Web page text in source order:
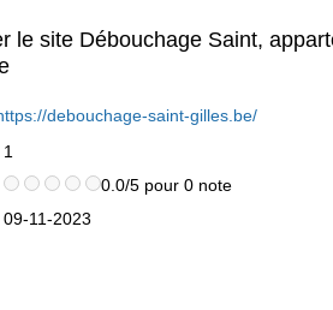
le site Débouchage Saint,
debouchage-saint-gilles.be/
1
0.0/5 pour 0 note
09-11-2023